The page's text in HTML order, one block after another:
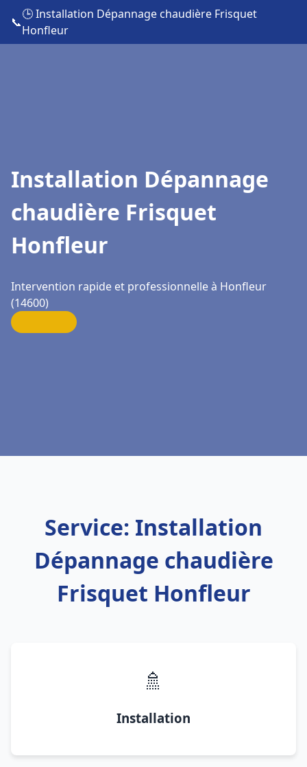
📞
🕒 Installation Dépannage chaudière Frisquet
Honfleur
Installation Dépannage
chaudière Frisquet
Honfleur
Intervention rapide et professionnelle à Honfleur
(14600)
Service: Installation
Dépannage chaudière
Frisquet Honfleur
🚿
Installation